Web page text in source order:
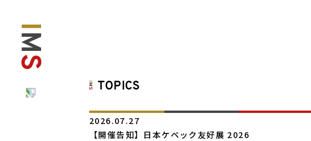
I
M
S
TOPICS
2026.07.27
【開催告知】日本ケベック友好展 2026